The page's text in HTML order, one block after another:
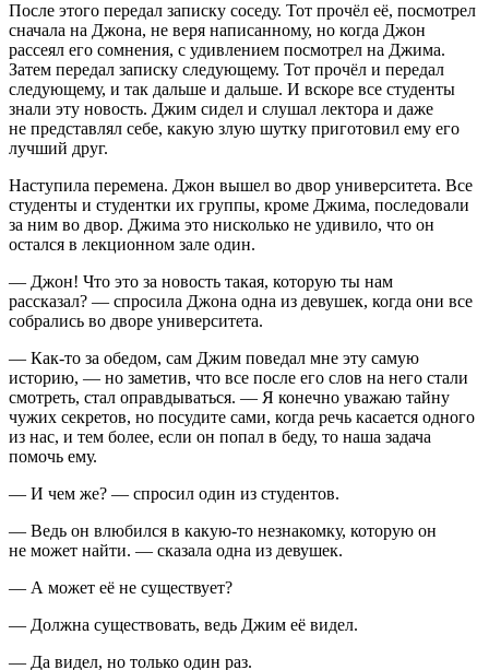
После этого передал записку соседу. Тот прочёл её, посмотрел
сначала на Джона, не веря написанному, но когда Джон
рассеял его сомнения, с удивлением посмотрел на Джима.
Затем передал записку следующему. Тот прочёл и передал
следующему, и так дальше и дальше. И вскоре все студенты
знали эту новость. Джим сидел и слушал лектора и даже
не представлял себе, какую злую шутку приготовил ему его
лучший друг.
Наступила перемена. Джон вышел во двор университета. Все
студенты и студентки их группы, кроме Джима, последовали
за ним во двор. Джима это нисколько не удивило, что он
остался в лекционном зале один.
— Джон! Что это за новость такая, которую ты нам
рассказал? — спросила Джона одна из девушек, когда они все
собрались во дворе университета.
— Как-то за обедом, сам Джим поведал мне эту самую
историю, — но заметив, что все после его слов на него стали
смотреть, стал оправдываться. — Я конечно уважаю тайну
чужих секретов, но посудите сами, когда речь касается одного
из нас, и тем более, если он попал в беду, то наша задача
помочь ему.
— И чем же? — спросил один из студентов.
— Ведь он влюбился в какую-то незнакомку, которую он
не может найти. — сказала одна из девушек.
— А может её не существует?
— Должна существовать, ведь Джим её видел.
— Да видел, но только один раз.